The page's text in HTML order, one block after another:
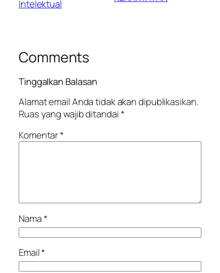
Intelektual
Comments
Tinggalkan Balasan
Alamat email Anda tidak akan dipublikasikan.
Ruas yang wajib ditandai*
Komentar*
Nama*
Email*